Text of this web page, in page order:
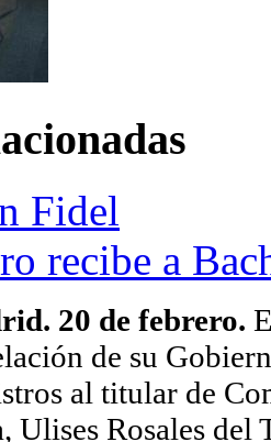
Fidel
recibe a
20 de febrero.
de su
al titular de
Ulises Rosales del